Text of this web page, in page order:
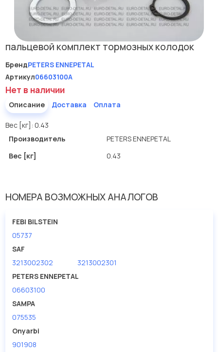
пальцевой комплект тормозных колодок
БрендPETERS ENNEPETAL
Артикул06603100A
Нет в наличии
Описание Доставка Оплата
Вес [кг]: 0.43
Производитель
PETERS ENNEPETAL
Вес [кг]
0.43
НОМЕРА ВОЗМОЖНЫХ АНАЛОГОВ
FEBI BILSTEIN
05737
SAF
3213002302
3213002301
PETERS ENNEPETAL
06603100
SAMPA
075535
Onyarbi
901908